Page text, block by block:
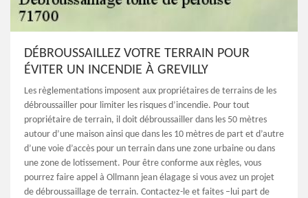
DÉBROUSSAILLEZ VOTRE TERRAIN POUR
ÉVITER UN INCENDIE À GREVILLY
Les règlementations imposent aux propriétaires de terrains de les
débroussailler pour limiter les risques d’incendie. Pour tout
propriétaire de terrain, il doit débroussailler dans les 50 mètres
autour d’une maison ainsi que dans les 10 mètres de part et d’autre
d’une voie d’accès pour un terrain dans une zone urbaine ou dans
une zone de lotissement. Pour être conforme aux règles, vous
pourrez faire appel à Ollmann jean élagage si vous avez un projet
de débroussaillage de terrain. Contactez-le et faites –lui part de